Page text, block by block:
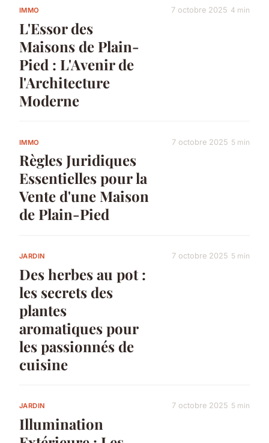
IMMO
L'Essor des
Maisons de Plain-
Pied : L'Avenir de
l'Architecture
Moderne
7 octobre 2025 4 min
IMMO
Règles Juridiques
Essentielles pour la
Vente d'une Maison
de Plain-Pied
7 octobre 2025 5 min
JARDIN
Des herbes au pot :
les secrets des
plantes
aromatiques pour
les passionnés de
cuisine
7 octobre 2025 5 min
JARDIN
Illumination
7 octobre 2025 5 min